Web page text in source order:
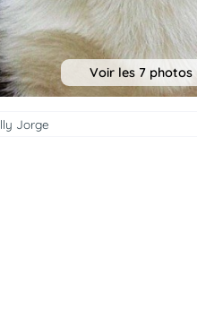
Voir les 7 photos
Jorge